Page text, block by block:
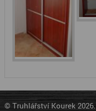
© Truhlářství Kourek 2026.